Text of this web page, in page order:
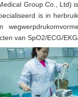
Group Co., Ltd)
is in
van SpO2/ECG/